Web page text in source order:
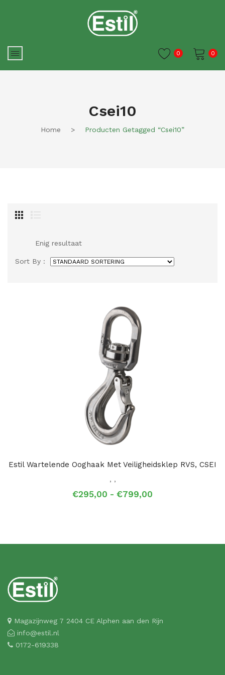
0
0
Csei10
Home > Producten Getagged “csei10”
Enig resultaat
Sort By :
Estil Wartelende Ooghaak Met Veiligheidsklep RVS, CSEI
, ,
€295,00 - €799,00
Magazijnweg 7 2404 CE Alphen aan den Rijn
info@estil.nl
0172-619338